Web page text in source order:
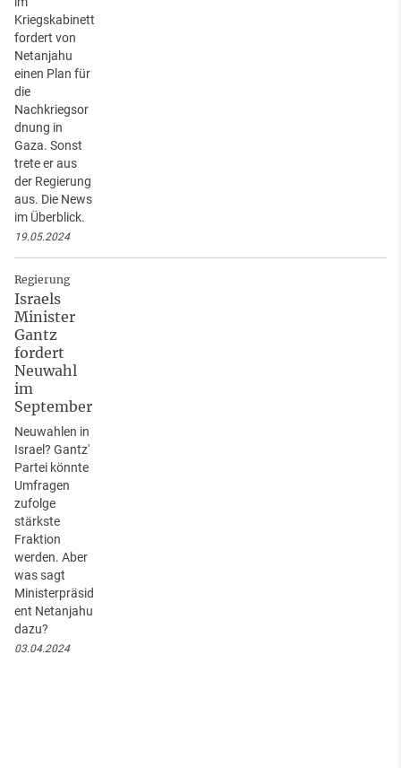
Kriegskabinett
fordert von
Netanjahu
einen Plan für
die
Nachkriegsor
dnung in
Gaza. Sonst
trete er aus
der Regierung
aus. Die News
im Überblick.
19.05.2024
Regierung
Israels
Minister
Gantz
fordert
Neuwahl
im
September
Neuwahlen in
Israel? Gantz'
Partei könnte
Umfragen
zufolge
stärkste
Fraktion
werden. Aber
was sagt
Ministerpräsid
ent Netanjahu
dazu?
03.04.2024